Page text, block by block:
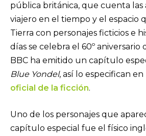
pública británica, que cuenta
viajero en el tiempo y el espacio
Tierra con personajes ficticios e
días se celebra el 60º aniversario
BBC ha emitido un capítulo
Blue Yondel, así lo especifican en
oficial de la ficción.
Uno de los personajes que
capítulo especial fue el físico